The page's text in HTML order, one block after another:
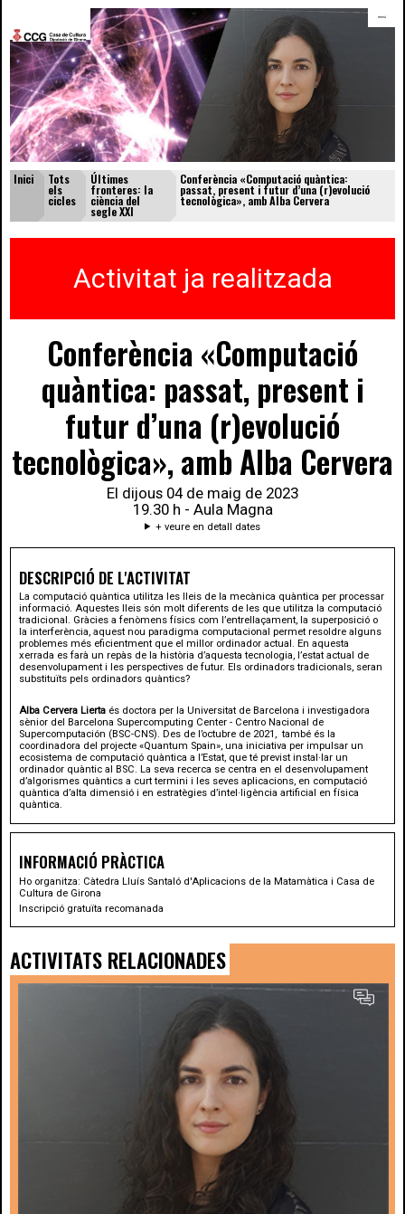
menú
Inici Tots
els
cicles
Últimes
fronteres: la
ciència del
segle XXI
Conferència «Computació quàntica:
passat, present i futur d’una (r)evolució
tecnològica», amb Alba Cervera
Activitat ja realitzada
Conferència «Computació
quàntica: passat, present i
futur d’una (r)evolució
tecnològica», amb Alba Cervera
El dijous 04 de maig de 2023
19.30 h - Aula Magna
+ veure en detall dates
DESCRIPCIÓ DE L'ACTIVITAT
La computació quàntica utilitza les lleis de la mecànica quàntica per processar
informació. Aquestes lleis són molt diferents de les que utilitza la computació
tradicional. Gràcies a fenòmens físics com l’entrellaçament, la superposició o
la interferència, aquest nou paradigma computacional permet resoldre alguns
problemes més eficientment que el millor ordinador actual. En aquesta
xerrada es farà un repàs de la història d’aquesta tecnologia, l’estat actual de
desenvolupament i les perspectives de futur. Els ordinadors tradicionals, seran
substituïts pels ordinadors quàntics?
Alba Cervera Liertaés doctora per la Universitat de Barcelona i investigadora
sènior del Barcelona Supercomputing Center - Centro Nacional de
Supercomputación (BSC-CNS). Des de l’octubre de 2021, també és la
coordinadora del projecte «Quantum Spain», una iniciativa per impulsar un
ecosistema de computació quàntica a l’Estat, que té previst instal·lar un
ordinador quàntic al BSC. La seva recerca se centra en el desenvolupament
d’algorismes quàntics a curt termini i les seves aplicacions, en computació
quàntica d’alta dimensió i en estratègies d’intel·ligència artificial en física
quàntica.
INFORMACIÓ PRÀCTICA
Ho organitza: Càtedra Lluís Santaló d'Aplicacions de la Matamàtica i Casa de
Cultura de Girona
Inscripció gratuïta recomanada
ACTIVITATS RELACIONADES